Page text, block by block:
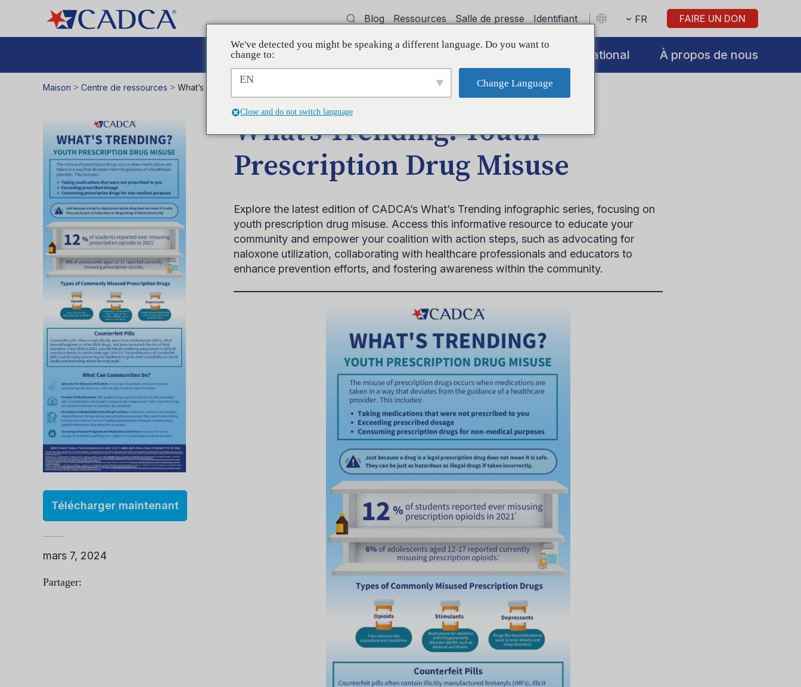
Blog Ressources Salle de presse Identifiant FR FAIRE UN DON
Plaidoyer Formation Initiatives International À propos de nous
Maison > Centre de ressources > What’s Trending: Youth Prescription Drug Misuse
Télécharger maintenant
mars 7, 2024
Partager:
What’s Trending: Youth
Prescription Drug Misuse
Explore the latest edition of CADCA’s What’s Trending infographic series, focusing on
youth prescription drug misuse. Access this informative resource to educate your
community and empower your coalition with action steps, such as advocating for
naloxone utilization, collaborating with healthcare professionals and educators to
enhance prevention efforts, and fostering awareness within the community.
We've detected you might be speaking a different language. Do you want to
change to:
EN Change Language
Close and do not switch language